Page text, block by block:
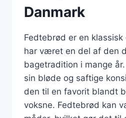
Danmark
Fedtebrød er en
har været en del af den
bagetradition i mange
sin bløde og saftige
den til en favorit blandt
voksne. Fedtebrød kan